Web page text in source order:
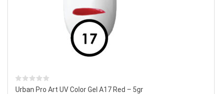
Urban Pro Art UV Color Gel A17 Red – 5gr